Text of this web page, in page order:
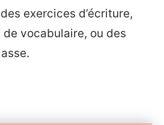
exercices d’écriture,
vocabulaire, ou des